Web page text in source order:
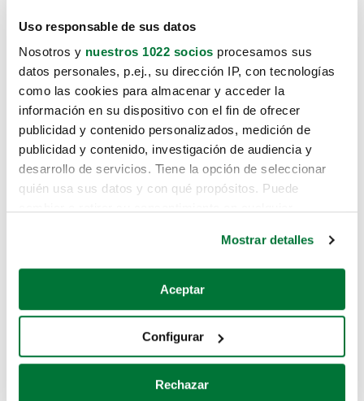
Uso responsable de sus datos
Nosotros y nuestros 1022 socios procesamos sus
datos personales, p.ej., su dirección IP, con tecnologías
como las cookies para almacenar y acceder la
información en su dispositivo con el fin de ofrecer
publicidad y contenido personalizados, medición de
publicidad y contenido, investigación de audiencia y
desarrollo de servicios. Tiene la opción de seleccionar
quién usa sus datos y con qué propósitos. Puede
Si lo permite, también quisiéramos:
Recopilar información sobre su ubicación geográfica
Identificar su dispositivo analizándolo activamente
para buscar características específicas (huellas
Mostrar detalles
Aceptar
Configurar
Rechazar
Lo sentimos, no sabemos como
te hemos traido hasta aquí.
Pero puedes encontrar el coche que estás
buscando en alguno de estos enlaces:
Coches de segunda mano
Coches de km0